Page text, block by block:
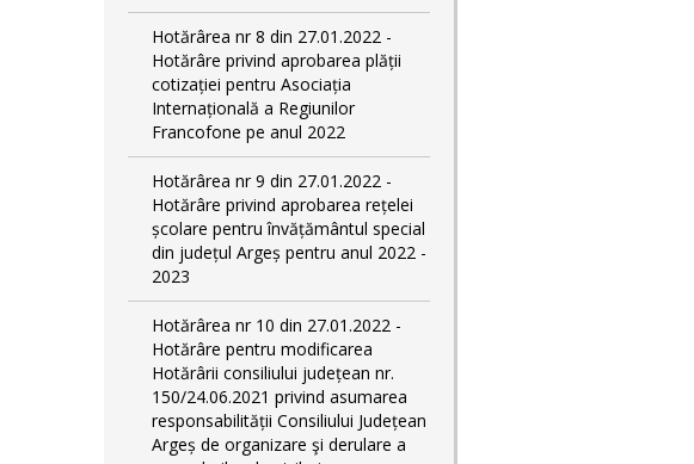
Hotărârea nr 8 din 27.01.2022 -
Hotărâre privind aprobarea plății
cotizației pentru Asociația
Internațională a Regiunilor
Francofone pe anul 2022
Hotărârea nr 9 din 27.01.2022 -
Hotărâre privind aprobarea rețelei
școlare pentru învățământul special
din județul Argeș pentru anul 2022 -
2023
Hotărârea nr 10 din 27.01.2022 -
Hotărâre pentru modificarea
Hotărârii consiliului județean nr.
150/24.06.2021 privind asumarea
responsabilității Consiliului Județean
Argeș de organizare şi derulare a